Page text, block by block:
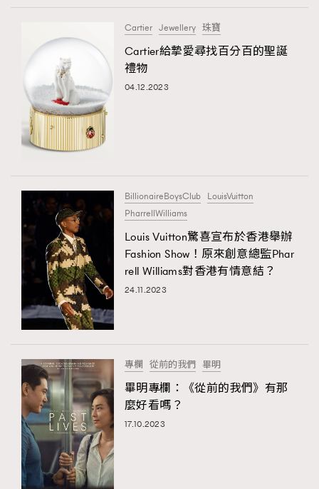
Cartier Jewellery 珠寶
Cartier給摯愛尋找百分百的聖誕
禮物
04.12.2023
BillionaireBoysClub LouisVuitton
PharrellWilliams
Louis Vuitton驚喜宣布於香港舉辦
Fashion Show！原來創意總監Phar
rell Williams對香港有情意結？
24.11.2023
專欄 從前的我們 畢明
畢明專欄：《從前的我們》有那
麼好看嗎？
17.10.2023